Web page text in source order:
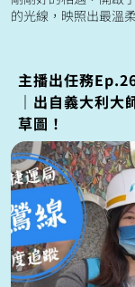
的光線，映照出最溫
主播出任務
｜出自義大利
草圖！